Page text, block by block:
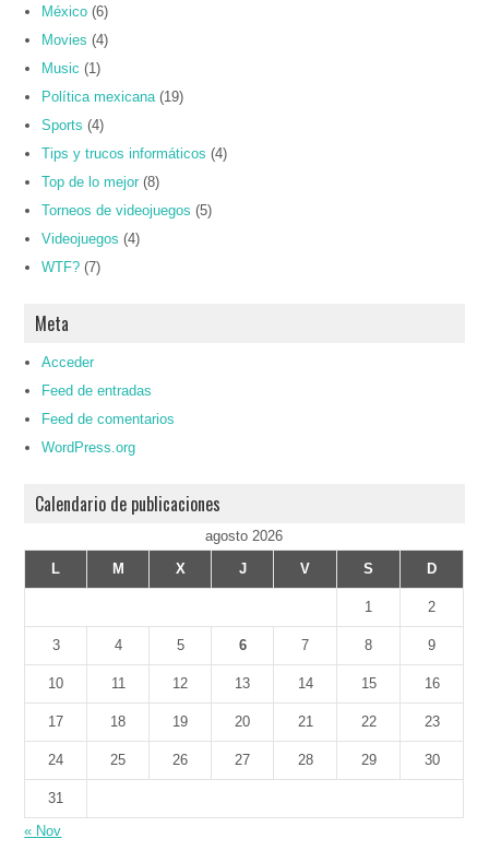
México (6)
Movies (4)
Music (1)
Política mexicana (19)
Sports (4)
Tips y trucos informáticos (4)
Top de lo mejor (8)
Torneos de videojuegos (5)
Videojuegos (4)
WTF? (7)
Meta
Acceder
Feed de entradas
Feed de comentarios
WordPress.org
Calendario de publicaciones
agosto 2026
L
M X J V S D
1 2
3 4 5 6 7 8 9
10 11 12 13 14 15 16
17 18 19 20 21 22 23
24 25 26 27 28 29 30
31
« Nov